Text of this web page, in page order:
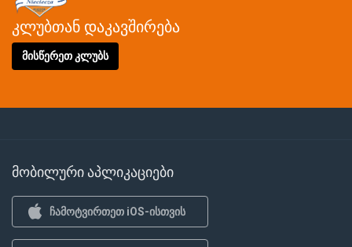
კლუბთან დაკავშირება
მისწერეთ კლუბს
მობილური აპლიკაციები
ჩამოტვირთეთ iOS-ისთვის